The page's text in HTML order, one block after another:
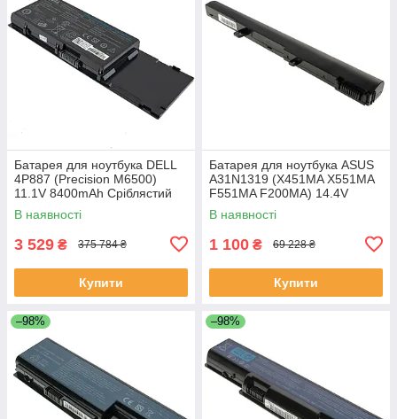
Батарея для ноутбука DELL
4P887 (Precision M6500)
11.1V 8400mAh Сріблястий
В наявності
3 529 ₴ 375 784 ₴
Купити
Батарея для ноутбука ASUS
A31N1319 (X451MA X551MA
F551MA F200MA) 14.4V
2200mAh Чорний
В наявності
1 100 ₴ 69 228 ₴
Купити
–98% –98%